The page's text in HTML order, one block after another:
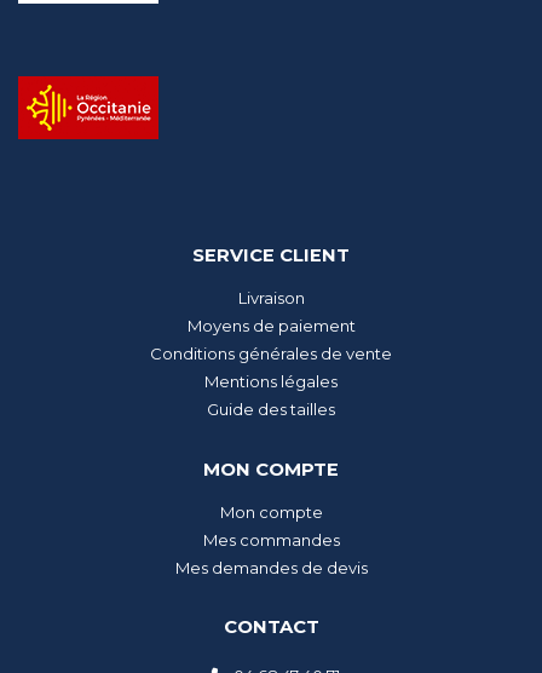
SERVICE CLIENT
Livraison
Moyens de paiement
Conditions générales de vente
Mentions légales
Guide des tailles
MON COMPTE
Mon compte
Mes commandes
Mes demandes de devis
CONTACT